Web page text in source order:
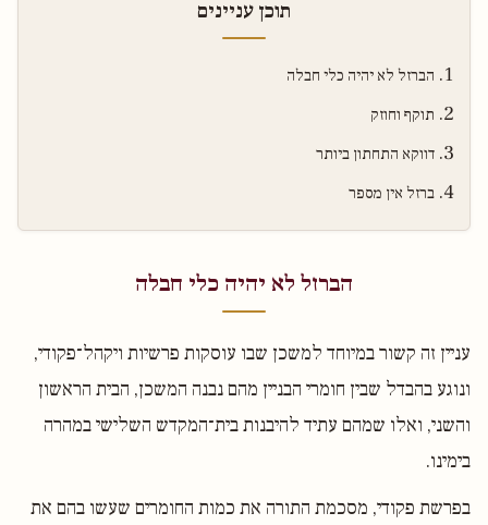
תוכן עניינים
הברזל לא יהיה כלי חבלה
תוקף וחוזק
דווקא התחתון ביותר
ברזל אין מספר
הברזל לא יהיה כלי חבלה
עניין זה קשור במיוחד למשכן שבו עוסקות פרשיות ויקהל־פקודי,
ונוגע בהבדל שבין חומרי הבניין מהם נבנה המשכן, הבית הראשון
והשני, ואלו שמהם עתיד להיבנות בית־המקדש השלישי במהרה
בימינו.
בפרשת פקודי, מסכמת התורה את כמות החומרים שעשו בהם את